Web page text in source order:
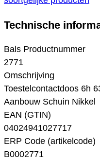
Technische
Bals Productnummer
2771
Omschrijving
Toestelcontactdoos 6h
Aanbouw Schuin Nikkel
EAN (GTIN)
04024941027717
ERP Code (artikelcode)
B0002771